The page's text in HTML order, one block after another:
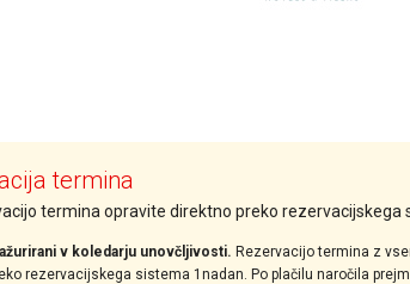
termina
termina opravite direktno preko rezervacijskega
v koledarju unovčljivosti. Rezervacijo termina z
rezervacijskega sistema 1nadan. Po plačilu naročila